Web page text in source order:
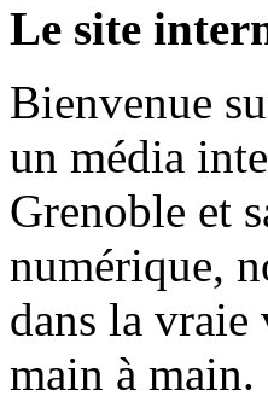
Le site
Bienvenue
un média
Grenoble et
numérique,
dans la vraie
main à main.